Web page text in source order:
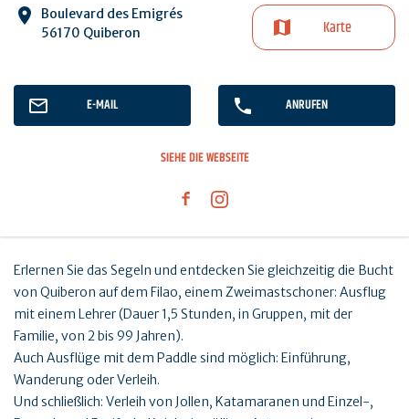
Boulevard des Emigrés
56170 Quiberon
Karte
E-MAIL ANRUFEN
SIEHE DIE WEBSEITE
Erlernen Sie das Segeln und entdecken Sie gleichzeitig die Bucht
von Quiberon auf dem Filao, einem Zweimastschoner: Ausflug
mit einem Lehrer (Dauer 1,5 Stunden, in Gruppen, mit der
Familie, von 2 bis 99 Jahren).
Auch Ausflüge mit dem Paddle sind möglich: Einführung,
Wanderung oder Verleih.
Und schließlich: Verleih von Jollen, Katamaranen und Einzel-,